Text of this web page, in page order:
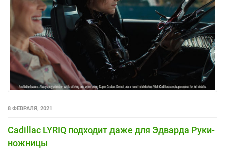
8 ФЕВРАЛЯ, 2021
Cadillac LYRIQ подходит даже для Эдварда Руки-
ножницы